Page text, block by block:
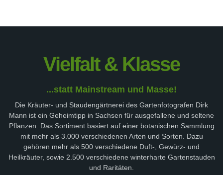
Vielfalt & Klasse
...statt Mainstream und Masse!
Die Kräuter- und Staudengärtnerei des Gartenfotografen Dirk
Mann ist ein Geheimtipp in Sachsen für ausgefallene und seltene
Pflanzen. Das Sortiment basiert auf einer botanischen Sammlung
mit mehr als 3.000 verschiedenen Arten und Sorten. Dazu
gehören mehr als 500 verschiedene Duft-, Gewürz- und
Heilkräuter, sowie 2.500 verschiedene winterharte Gartenstauden
und Raritäten.